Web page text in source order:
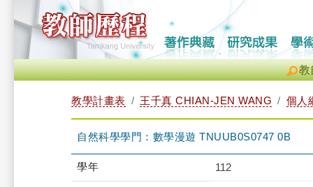
教
教學計畫表 王千真 CHIAN-JEN WANG 個人
自然科學學門：數學漫遊 TNUUB0S0747 0B
學年 112